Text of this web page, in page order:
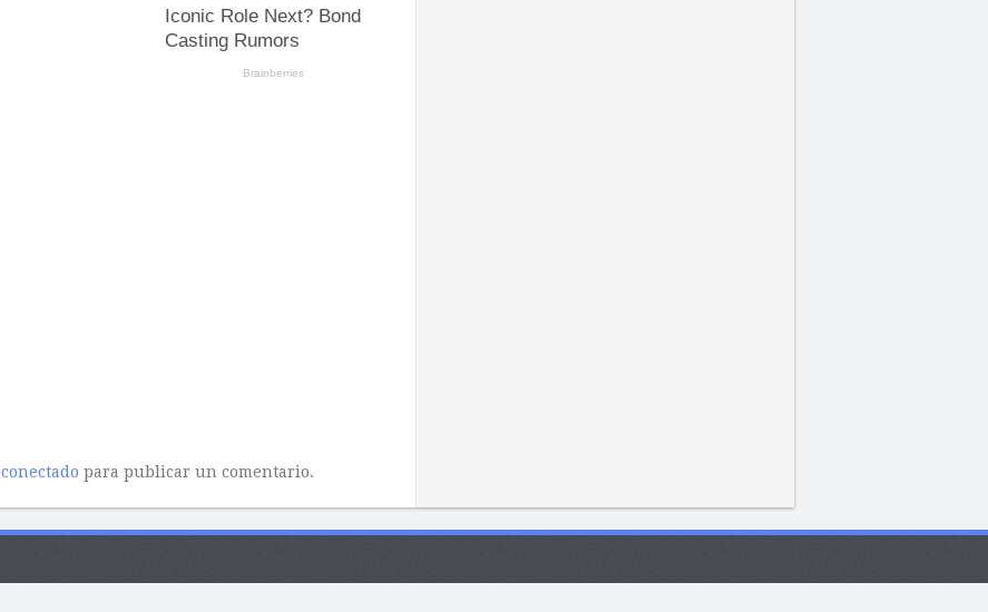
conectado para publicar un comentario.